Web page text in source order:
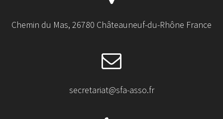
Chemin du Mas, 26780 Châteauneuf-du-Rhône France
secretariat@sfa-asso.fr